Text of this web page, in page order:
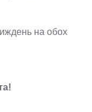
на обох